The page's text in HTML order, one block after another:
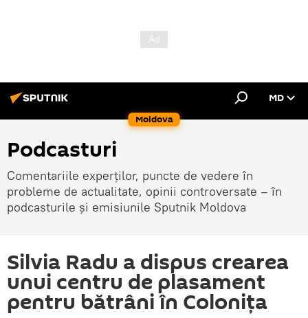
Moldova
MD
Podcasturi
Comentariile experților, puncte de vedere în
probleme de actualitate, opinii controversate – în
podcasturile și emisiunile Sputnik Moldova
Silvia Radu a dispus crearea
unui centru de plasament
pentru bătrâni în Colonița